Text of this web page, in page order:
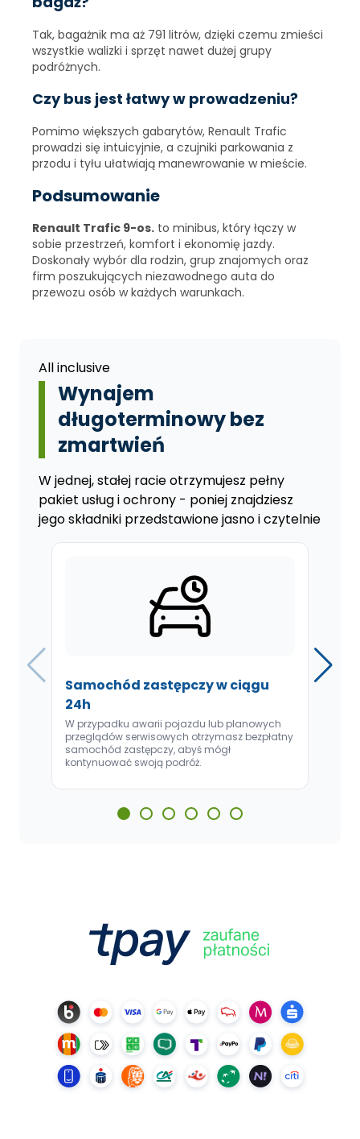
Tak, bagażnik ma aż 791 litrów, dzięki czemu zmieści
wszystkie walizki i sprzęt nawet dużej grupy
podróżnych.
Czy bus jest łatwy w prowadzeniu?
Pomimo większych gabarytów, Renault Trafic
prowadzi się intuicyjnie, a czujniki parkowania z
przodu i tyłu ułatwiają manewrowanie w mieście.
Podsumowanie
Renault Trafic 9-os. to minibus, który łączy w
sobie przestrzeń, komfort i ekonomię jazdy.
Doskonały wybór dla rodzin, grup znajomych oraz
firm poszukujących niezawodnego auta do
przewozu osób w każdych warunkach.
All inclusive
Wynajem
długoterminowy bez
zmartwień
W jednej, stałej racie otrzymujesz pełny
pakiet usług i ochrony - poniej znajdziesz
jego składniki przedstawione jasno i czytelnie
Samochód zastępczy w ciągu
24h
W przypadku awarii pojazdu lub planowych
przeglądów serwisowych otrzymasz bezpłatny
samochód zastępczy, abyś mógł
kontynuować swoją podróż.